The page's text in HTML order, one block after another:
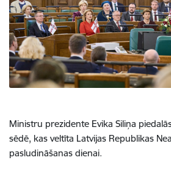
Ministru prezidente Evika Siliņa
sēdē, kas veltīta Latvijas Republikas
pasludināšanas dienai.